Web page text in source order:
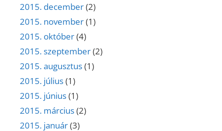
2015. december(2)
2015. november(1)
2015. október(4)
2015. szeptember(2)
2015. augusztus(1)
2015. július(1)
2015. június(1)
2015. március(2)
2015. január(3)